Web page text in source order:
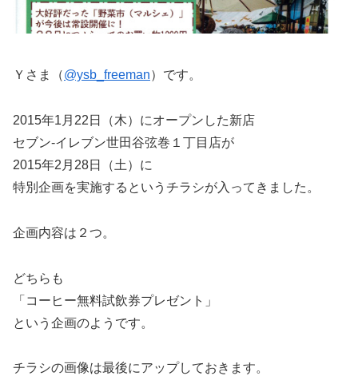
Ｙさま（@ysb_freeman）です。
2015年1月22日（木）にオープンした新店
セブン-イレブン世田谷弦巻１丁目店が
2015年2月28日（土）に
特別企画を実施するというチラシが入ってきました。
企画内容は２つ。
どちらも
「コーヒー無料試飲券プレゼント」
という企画のようです。
チラシの画像は最後にアップしておきます。